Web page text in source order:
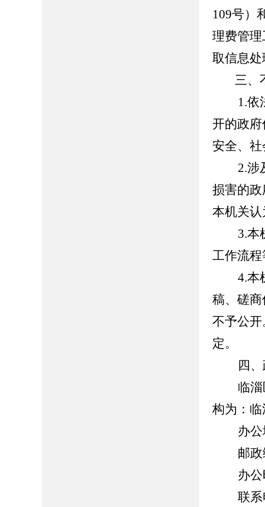
109号）
理费管
取信息
三、
1.依
开的政
安全、
2.涉
损害的
本机关
3.本
工作流
4.本
稿、磋
不予公
定。
四、
临淄
构为：
办公
邮
办公
联